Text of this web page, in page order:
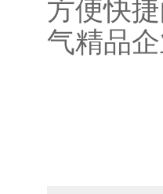
方便快
气精品